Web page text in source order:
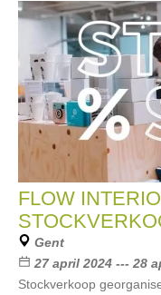
FLOW
Gent
27 april 2024 --- 28
Stockverkoop